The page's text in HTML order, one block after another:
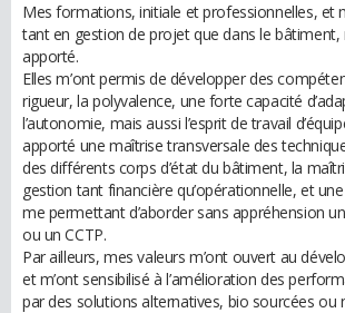
Mes formations, initiale et professionnelles, et
tant en gestion de projet que dans le bâtiment,
apporté.
Elles m’ont permis de développer des
rigueur, la polyvalence, une forte capacité
l’autonomie, mais aussi l’esprit de travail
apporté une maîtrise transversale des
des différents corps d’état du bâtiment, la
gestion tant financière qu’opérationnelle, et
me permettant d’aborder sans appréhension
ou un CCTP.
Par ailleurs, mes valeurs m’ont ouvert au
et m’ont sensibilisé à l’amélioration des
par des solutions alternatives, bio sourcées ou